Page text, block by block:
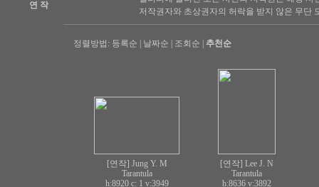
연 작
저작권자와 초상권자의 허락을 받지 않은 무단
정렬방법: 등록순 날짜순 조회순 추천순
[연작] Jung Y. M
Tarantula
h:8920 c: 1 v:3949
[연작] Lee J. N
Tarantula
h:8636 v:3892